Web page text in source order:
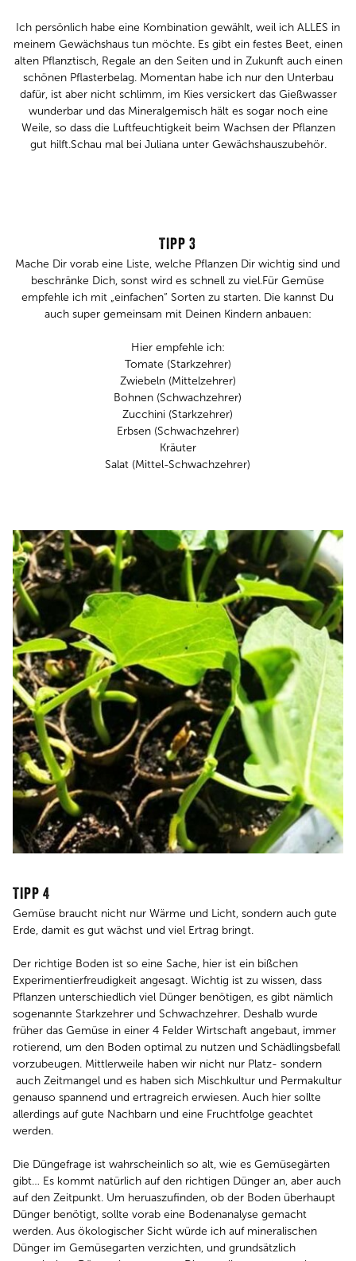
Ich persönlich habe eine Kombination gewählt, weil ich ALLES in
meinem Gewächshaus tun möchte. Es gibt ein festes Beet, einen
alten Pflanztisch, Regale an den Seiten und in Zukunft auch einen
schönen Pflasterbelag. Momentan habe ich nur den Unterbau
dafür, ist aber nicht schlimm, im Kies versickert das Gießwasser
wunderbar und das Mineralgemisch hält es sogar noch eine
Weile, so dass die Luftfeuchtigkeit beim Wachsen der Pflanzen
gut hilft.Schau mal bei Juliana unter Gewächshauszubehör.
TIPP 3
Mache Dir vorab eine Liste, welche Pflanzen Dir wichtig sind und
beschränke Dich, sonst wird es schnell zu viel.Für Gemüse
empfehle ich mit „einfachen“ Sorten zu starten. Die kannst Du
auch super gemeinsam mit Deinen Kindern anbauen:
Hier empfehle ich:
Tomate (Starkzehrer)
Zwiebeln (Mittelzehrer)
Bohnen (Schwachzehrer)
Zucchini (Starkzehrer)
Erbsen (Schwachzehrer)
Kräuter
Salat (Mittel-Schwachzehrer)
TIPP 4
Gemüse braucht nicht nur Wärme und Licht, sondern auch gute
Erde, damit es gut wächst und viel Ertrag bringt.
Der richtige Boden ist so eine Sache, hier ist ein bißchen
Experimentierfreudigkeit angesagt. Wichtig ist zu wissen, dass
Pflanzen unterschiedlich viel Dünger benötigen, es gibt nämlich
sogenannte Starkzehrer und Schwachzehrer. Deshalb wurde
früher das Gemüse in einer 4 Felder Wirtschaft angebaut, immer
rotierend, um den Boden optimal zu nutzen und Schädlingsbefall
vorzubeugen. Mittlerweile haben wir nicht nur Platz- sondern
auch Zeitmangel und es haben sich Mischkultur und Permakultur
genauso spannend und ertragreich erwiesen. Auch hier sollte
allerdings auf gute Nachbarn und eine Fruchtfolge geachtet
werden.
Die Düngefrage ist wahrscheinlich so alt, wie es Gemüsegärten
gibt… Es kommt natürlich auf den richtigen Dünger an, aber auch
auf den Zeitpunkt. Um heruaszufinden, ob der Boden überhaupt
Dünger benötigt, sollte vorab eine Bodenanalyse gemacht
werden. Aus ökologischer Sicht würde ich auf mineralischen
Dünger im Gemüsegarten verzichten, und grundsätzlich